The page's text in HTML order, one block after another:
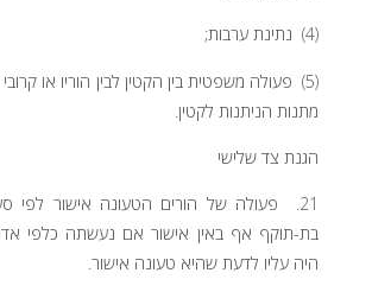
(4) נתינת ערבות;
(5) פעולה משפטית בין הקטין לבין הוריו או
מתנות הניתנות לקטין.
הגנת צד שלישי
בת-תוקף אף באין אישור אם נעשתה כלפי
היה עליו לדעת שהיא טעונה אישור.